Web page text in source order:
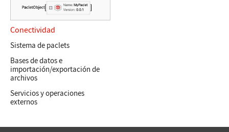
Conectividad
Sistema de paclets
Bases de datos e
importación/exportación de
archivos
Servicios y operaciones
externos